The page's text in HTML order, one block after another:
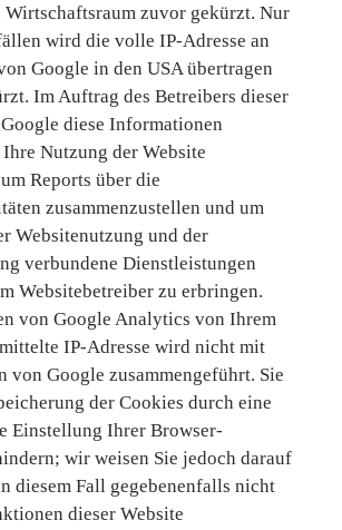
Wirtschaftsraum zuvor gekürzt. Nur
wird die volle IP-Adresse an
Google in den USA übertragen
Im Auftrag des Betreibers dieser
diese Informationen
Nutzung der Website
Reports über die
zusammenzustellen und um
Websitenutzung und der
verbundene Dienstleistungen
Websitebetreiber zu erbringen.
von Google Analytics von Ihrem
IP-Adresse wird nicht mit
von Google zusammengeführt. Sie
der Cookies durch eine
Einstellung Ihrer Browser-
wir weisen Sie jedoch darauf
diesem Fall gegebenenfalls nicht
dieser Website